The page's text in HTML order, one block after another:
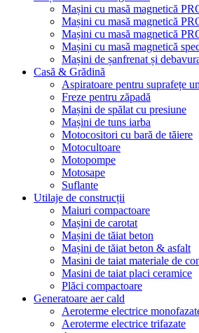
Mașini cu masă magnetică
Mașini cu masă magnetică
Mașini cu masă magnetică
Mașini cu masă magnetică
Mașini de șanfrenat și
Casă & Grădină
Aspiratoare pentru suprafețe
Freze pentru zăpadă
Mașini de spălat cu presiune
Mașini de tuns iarba
Motocositori cu bară de tăiere
Motocultoare
Motopompe
Motosape
Suflante
Utilaje de construcții
Maiuri compactoare
Mașini de carotat
Mașini de tăiat beton
Mașini de tăiat beton & asfalt
Masini de taiat materiale de
Masini de taiat placi ceramice
Plăci compactoare
Generatoare aer cald
Aeroterme electrice
Aeroterme electrice trifazate